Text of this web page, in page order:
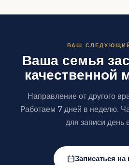
ВАШ
Ваша семья
качественной
Направление от другого
Работаем 7 дней в неделю.
для записи день
Записаться на